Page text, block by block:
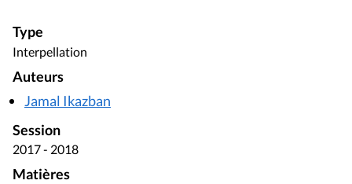
Type
Interpellation
Auteurs
Jamal Ikazban
Session
2017 - 2018
Matières